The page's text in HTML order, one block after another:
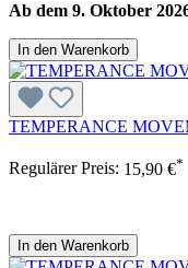
Ab dem 9. Oktober
In den Warenkorb
TEMPERANCE
Regulärer Preis: 15,90 €*
In den Warenkorb